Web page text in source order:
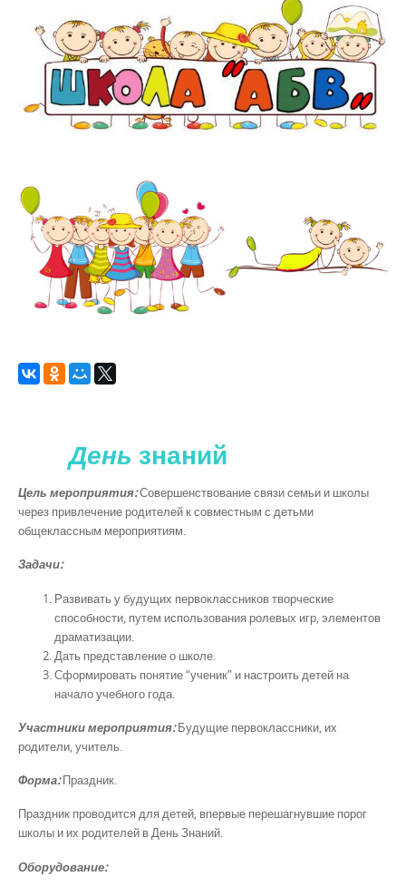
День знаний
Цель мероприятия:Совершенствование связи семьи и школы
через привлечение родителей к совместным с детьми
общеклассным мероприятиям.
Задачи:
Развивать у будущих первоклассников творческие
способности, путем использования ролевых игр, элементов
драматизации.
Дать представление о школе.
Сформировать понятие “ученик” и настроить детей на
начало учебного года.
Участники мероприятия:Будущие первоклассники, их
родители, учитель.
Форма:Праздник.
Праздник проводится для детей, впервые перешагнувшие порог
школы и их родителей в День Знаний.
Оборудование: